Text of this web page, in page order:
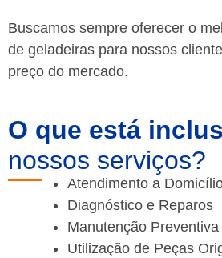
Buscamos sempre oferecer o
de geladeiras para nossos
preço do mercado.
O que está
nossos serviços?
Atendimento a
Diagnóstico e Reparos
Manutenção Preventiva
Utilização de Peças